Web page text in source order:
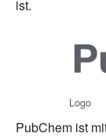
ist.
Logo
PubChem ist